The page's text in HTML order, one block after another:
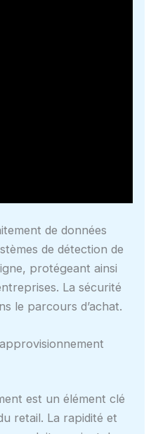
de données
de détection de
protégeant ainsi
La sécurité
le parcours d’achat.
est un élément clé
retail. La rapidité et